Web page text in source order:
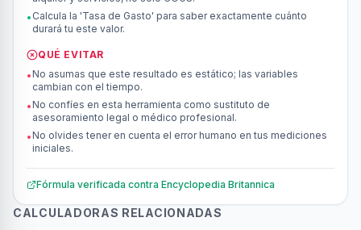
• Calcula la 'Tasa de Gasto' para saber exactamente cuánto
durará tu este valor.
QUÉ EVITAR
• No asumas que este resultado es estático; las variables
cambian con el tiempo.
• No confíes en esta herramienta como sustituto de
asesoramiento legal o médico profesional.
• No olvides tener en cuenta el error humano en tus mediciones
iniciales.
Fórmula verificada contra Encyclopedia Britannica
CALCULADORAS RELACIONADAS